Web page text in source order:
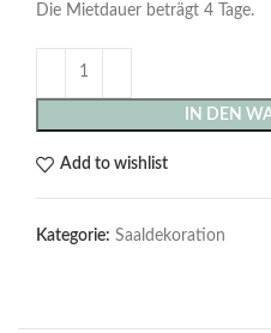
Die Mietdauer beträgt 4 Tage.
IN DEN
Add to wishlist
Kategorie: Saaldekoration